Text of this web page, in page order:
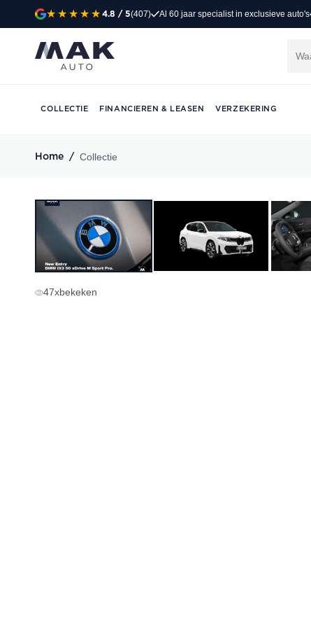
4.8 / 5(407) Al 60 jaar specialist in exclusieve auto's
COLLECTIE FINANCIEREN & LEASEN VERZEKERING
Home / Collectie
47xbekeken